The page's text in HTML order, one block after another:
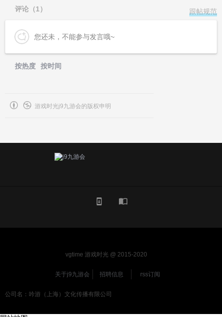
评论（1） 跟帖规范
您还未，不能参与发言哦~
按热度 按时间
游戏时光j9九游会的版权申明
vgtime 游戏时光 @ 2015-2020
关于j9九游会 招聘信息 rss订阅
公司名：吟游（上海）文化传播有限公司